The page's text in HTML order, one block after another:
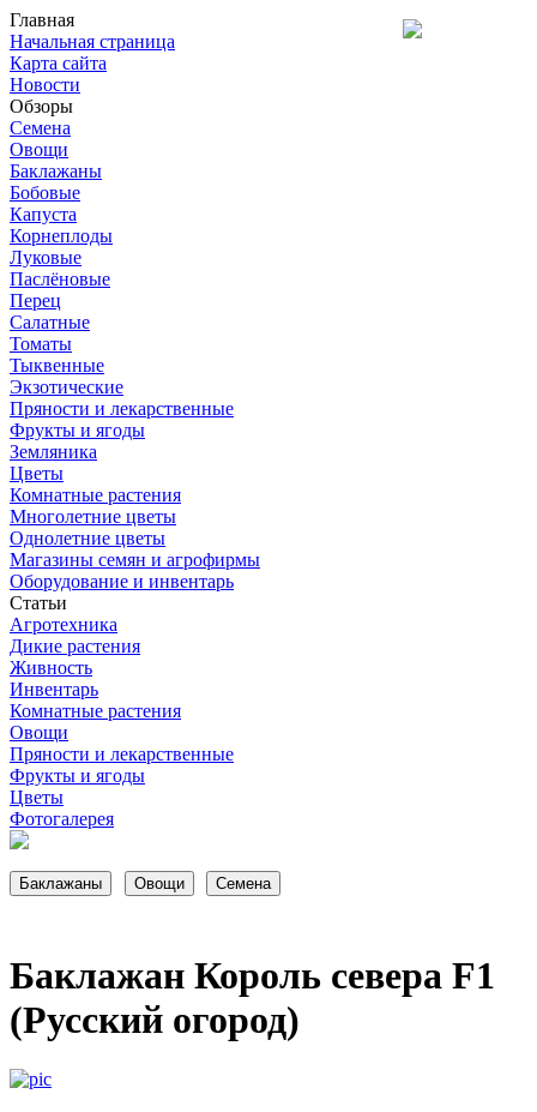
Главная
Начальная страница
Карта сайта
Новости
Обзоры
Семена
Овощи
Баклажаны
Бобовые
Капуста
Корнеплоды
Луковые
Паслёновые
Перец
Салатные
Томаты
Тыквенные
Экзотические
Пряности и лекарственные
Фрукты и ягоды
Земляника
Цветы
Комнатные растения
Многолетние цветы
Однолетние цветы
Магазины семян и агрофирмы
Оборудование и инвентарь
Статьи
Агротехника
Дикие растения
Живность
Инвентарь
Комнатные растения
Овощи
Пряности и лекарственные
Фрукты и ягоды
Цветы
Фотогалерея
Баклажан Король севера F1
(Русский огород)